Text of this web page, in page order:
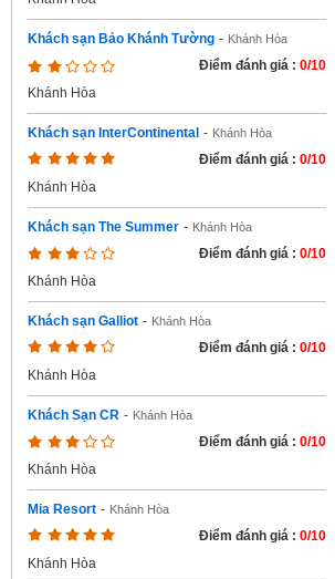
Khách sạn Bảo Khánh Tường - Khánh Hòa
Điểm đánh giá : 0/10
Khánh Hòa
Khách sạn InterContinental - Khánh Hòa
Điểm đánh giá : 0/10
Khánh Hòa
Khách sạn The Summer - Khánh Hòa
Điểm đánh giá : 0/10
Khánh Hòa
Khách sạn Galliot - Khánh Hòa
Điểm đánh giá : 0/10
Khánh Hòa
Khách Sạn CR - Khánh Hòa
Điểm đánh giá : 0/10
Khánh Hòa
Mia Resort - Khánh Hòa
Điểm đánh giá : 0/10
Khánh Hòa